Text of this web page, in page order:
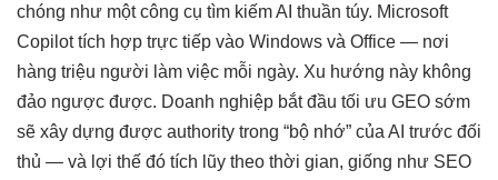
chóng như một công cụ tìm kiếm AI thuần túy. Microsoft
Copilot tích hợp trực tiếp vào Windows và Office — nơi
hàng triệu người làm việc mỗi ngày. Xu hướng này không
đảo ngược được. Doanh nghiệp bắt đầu tối ưu GEO sớm
sẽ xây dựng được authority trong “bộ nhớ” của AI trước đối
thủ — và lợi thế đó tích lũy theo thời gian, giống như SEO